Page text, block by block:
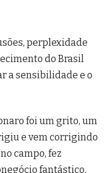
perplexidade
do Brasil
a sensibilidade e o
foi um grito, um
e vem corrigindo
campo, fez
fantástico,